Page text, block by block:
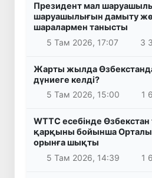
Президент мал
шаруашылығын дамыту
шаралармен танысты
5 Там 2026, 17:07
3
Жарты жылда
дүниеге келді?
5 Там 2026, 15:00
1
WTTC есебінде Өзбекстан
қарқыны бойынша
орынға шықты
5 Там 2026, 14:39
1